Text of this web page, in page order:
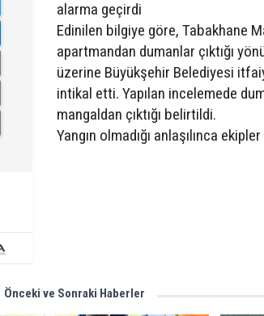
alarma geçirdi
Edinilen bilgiye göre, Tabakhane
apartmandan dumanlar çıktığı
üzerine Büyükşehir Belediyesi
intikal etti. Yapılan incelemede
mangaldan çıktığı belirtildi.
Yangın olmadığı anlaşılınca
Önceki ve Sonraki Haberler